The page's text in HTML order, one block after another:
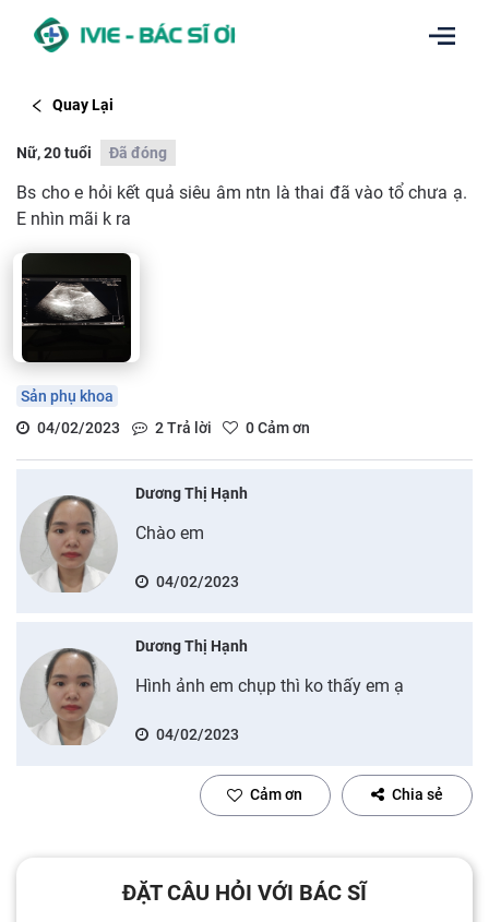
Quay Lại
Nữ, 20 tuổi Đã đóng
Bs cho e hỏi kết quả siêu âm ntn là thai đã vào tổ chưa ạ.
E nhìn mãi k ra
Sản phụ khoa
04/02/2023
2Trả lời 0Cảm ơn
Dương Thị Hạnh
Chào em
04/02/2023
Dương Thị Hạnh
Hình ảnh em chụp thì ko thấy em ạ
04/02/2023
Cảm ơn Chia sẻ
ĐẶT CÂU HỎI VỚI BÁC SĨ